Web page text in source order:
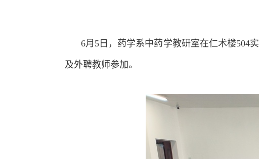
6月5日，药学系中药学教研室在仁术楼504
及外聘教师参加。